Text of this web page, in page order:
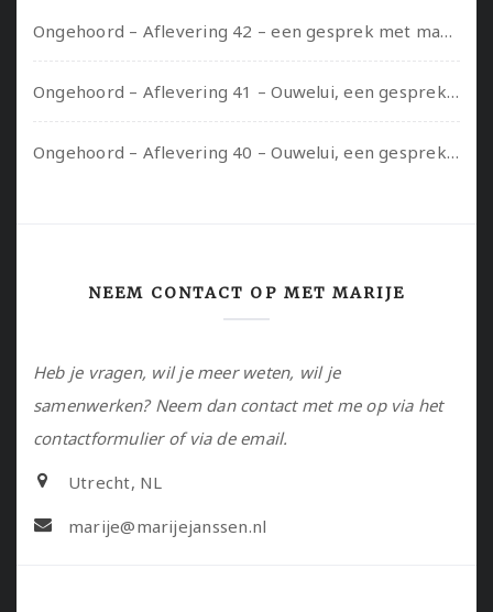
Ongehoord – Aflevering 42 – een gesprek met marijn over seksueel opbloeien, het ouderschap uitvinden en verschillende leeftijden in je mee dragen
Ongehoord – Aflevering 41 – Ouwelui, een gesprek met Marcelle over polyamorie op latere leeftijd, (mantel)zorg voor je partners en seksueel plezier.
Ongehoord – Aflevering 40 – Ouwelui, een gesprek met Sadie Lune over vormende relaties en de geschiedenis van de queer pornobeweging
NEEM CONTACT OP MET MARIJE
Heb je vragen, wil je meer weten, wil je
samenwerken? Neem dan contact met me op via het
contactformulier of via de email.
Utrecht, NL
marije@marijejanssen.nl